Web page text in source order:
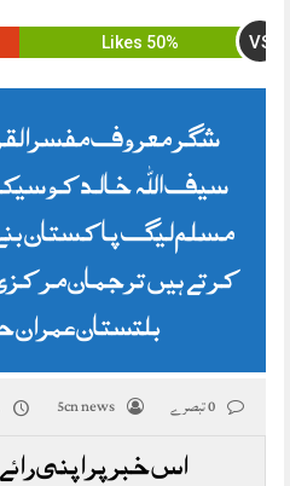
50% Likes VS
شگر معروف
سیف اللہ خالد کو
مسلم لیگ پاکستان
کرتے ہیں ترجمان
بلتستان
5cn news
اس خبر پر اپنی